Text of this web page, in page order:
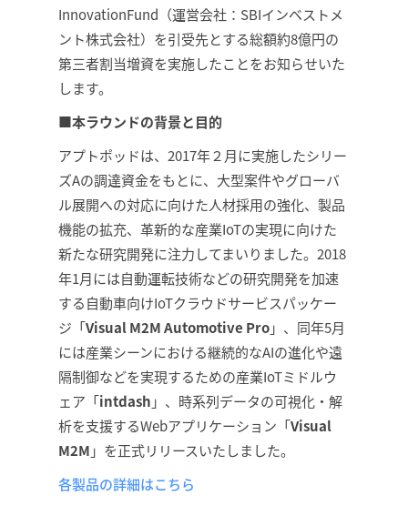
InnovationFund（運営会社：SBIインベストメ
ント株式会社）を引受先とする総額約8億円の
第三者割当増資を実施したことをお知らせいた
します。
■本ラウンドの背景と目的
アプトポッドは、2017年２月に実施したシリー
ズAの調達資金をもとに、大型案件やグローバ
ル展開への対応に向けた人材採用の強化、製品
機能の拡充、革新的な産業IoTの実現に向けた
新たな研究開発に注力してまいりました。2018
年1月には自動運転技術などの研究開発を加速
する自動車向けIoTクラウドサービスパッケー
ジ「Visual M2M Automotive Pro」、同年5月
には産業シーンにおける継続的なAIの進化や遠
隔制御などを実現するための産業IoTミドルウ
ェア「intdash 」、時系列データの可視化・解
析を支援するWebアプリケーション「Visual
M2M 」を正式リリースいたしました。
各製品の詳細はこちら